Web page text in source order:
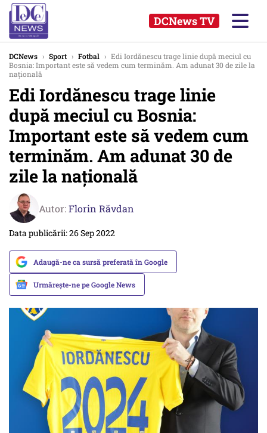
DCNews TV
DCNews › Sport › Fotbal › Edi Iordănescu trage linie după meciul cu
Bosnia: Important este să vedem cum terminăm. Am adunat 30 de zile la
naţională
Edi Iordănescu trage linie
după meciul cu Bosnia:
Important este să vedem cum
terminăm. Am adunat 30 de
zile la naţională
Autor:Florin Răvdan
Data publicării: 26 Sep 2022
Adaugă-ne ca sursă preferată în Google
Urmărește-ne pe Google News